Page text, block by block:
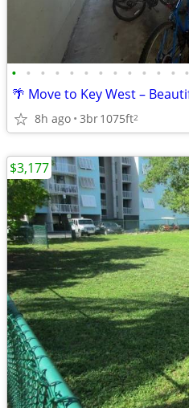
• • • • • • • • • • • • •
8h ago 3br1075ft2
$3,177